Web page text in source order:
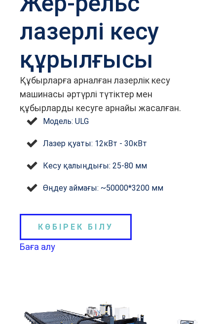
лазерлі кесу
құрылғысы
Құбырларға арналған лазерлік кесу
машинасы әртүрлі түтіктер мен
құбырларды кесуге арнайы жасалған.
Модель: ULG
Лазер қуаты: 12кВт - 30кВт
Кесу қалыңдығы: 25-80 мм
Өңдеу аймағы: ~50000*3200 мм
КӨБІРЕК БІЛУ
Баға алу